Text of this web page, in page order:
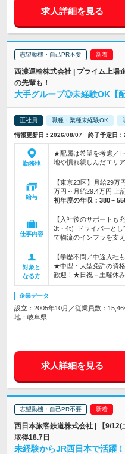
求人詳細を見る
志望動機・自己PR不要
西濃運輸株式会社 | プライム上場
の先輩も！
大手グループ◎未経験OK【
正社員 職種・業種未経験OK
情報更新日：2026/08/07 終了予定日
勤務地
★配属は希望を考慮／I
地や慣れ親しんだエリ
給与
【東京23区】月給29万
万円～月給29.4万円 上
初年度の年収： 380～
仕事内容
【入社後のサポートも
3t・4t）ドライバーと
て物流のインフラを支え
対象と
なる方
【学歴不問／中途入社
★中型・大型免許の資
歓迎！★日祝＋土曜休
企業データ
設立：2005年10月／従業員数：
地：岐阜県
求人詳細を見る
志望動機・自己PR不要
西日本旅客鉄道株式会社 | 【9/
取得18.7日
未経験からJR西日本で活躍